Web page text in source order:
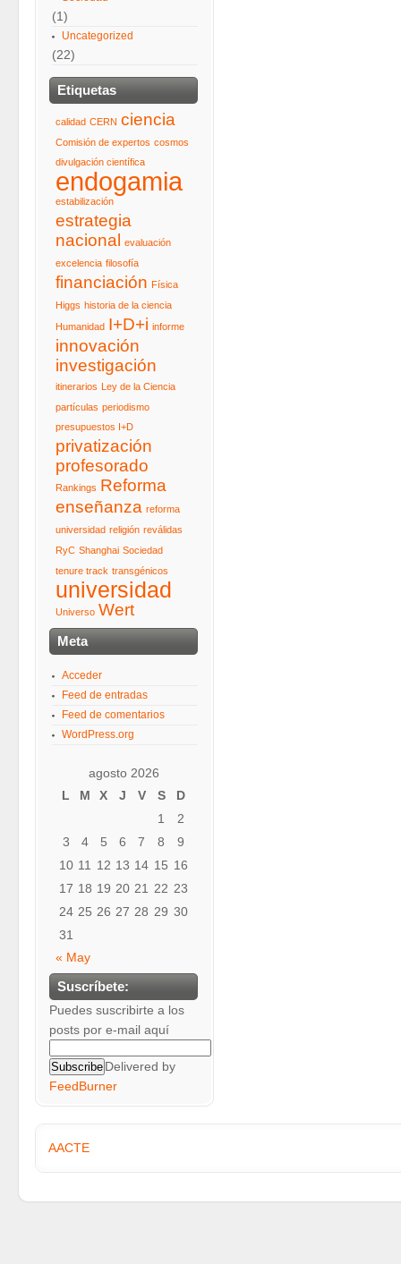
(1)
Uncategorized
(22)
Etiquetas
calidad CERN ciencia
Comisión de expertos cosmos
divulgación científica
endogamia
estabilización
estrategia
nacional
evaluación
excelencia filosofía
financiación Física
Higgs historia de la ciencia
Humanidad I+D+i informe
innovación
investigación
itinerarios Ley de la Ciencia
partículas periodismo
presupuestos I+D
privatización
profesorado
Rankings Reforma
enseñanza reforma
universidad religión reválidas
RyC Shanghai Sociedad
tenure track transgénicos
universidad
Universo Wert
Meta
Acceder
Feed de entradas
Feed de comentarios
WordPress.org
agosto 2026
L
M X J V S
D
1
2
3
4 5 6 7 8
9
10 11 12 13 14 15 16
17 18 19 20 21 22 23
24 25 26 27 28 29 30
31
« May
Suscríbete:
Puedes suscribirte a los
posts por e-mail aquí
Delivered by
FeedBurner
AACTE